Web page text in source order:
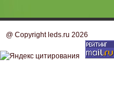
@ Copyright leds.ru 2026